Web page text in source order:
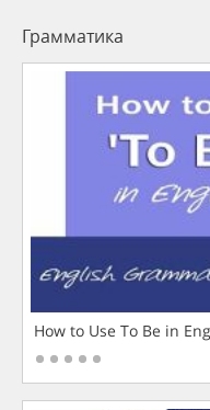
Грамматика
How to Use To Be in